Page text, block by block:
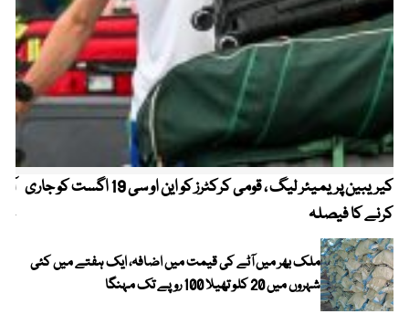
کیریبین پریمیئر لیگ ، قومی کرکٹرز کو این او سی 19 اگست کو جاری
کرنے کا فیصلہ
ملک بھر میں آٹے کی قیمت میں اضافہ، ایک ہفتے میں کئی
شہروں میں 20 کلو تھیلا 100 روپے تک مہنگا